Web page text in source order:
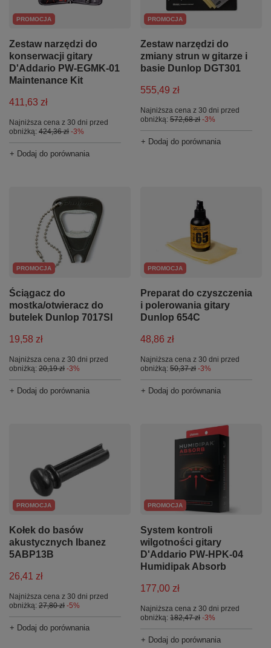
PROMOCJA
Zestaw narzędzi do
konserwacji gitary
D'Addario PW-EGMK-01
Maintenance Kit
411,63 zł
Najniższa cena z 30 dni przed
obniżką: 424,36 zł -3%
+ Dodaj do porównania
PROMOCJA
Zestaw narzędzi do
zmiany strun w gitarze i
basie Dunlop DGT301
555,49 zł
Najniższa cena z 30 dni przed
obniżką: 572,68 zł -3%
+ Dodaj do porównania
PROMOCJA
Ściągacz do
mostka/otwieracz do
butelek Dunlop 7017SI
19,58 zł
Najniższa cena z 30 dni przed
obniżką: 20,19 zł -3%
+ Dodaj do porównania
PROMOCJA
Preparat do czyszczenia
i polerowania gitary
Dunlop 654C
48,86 zł
Najniższa cena z 30 dni przed
obniżką: 50,37 zł -3%
+ Dodaj do porównania
PROMOCJA
Kołek do basów
akustycznych Ibanez
5ABP13B
26,41 zł
Najniższa cena z 30 dni przed
obniżką: 27,80 zł -5%
+ Dodaj do porównania
PROMOCJA
System kontroli
wilgotności gitary
D'Addario PW-HPK-04
Humidipak Absorb
177,00 zł
Najniższa cena z 30 dni przed
obniżką: 182,47 zł -3%
+ Dodaj do porównania